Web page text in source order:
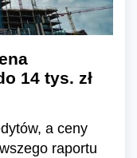
14 tys. zł
a ceny
raportu